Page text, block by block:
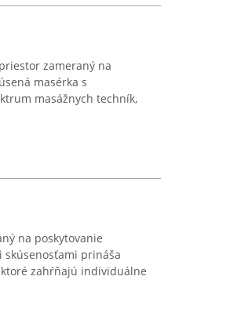
zameraný na
masérka s
masážnych techník,
na poskytovanie
skúsenosťami prináša
zahŕňajú individuálne